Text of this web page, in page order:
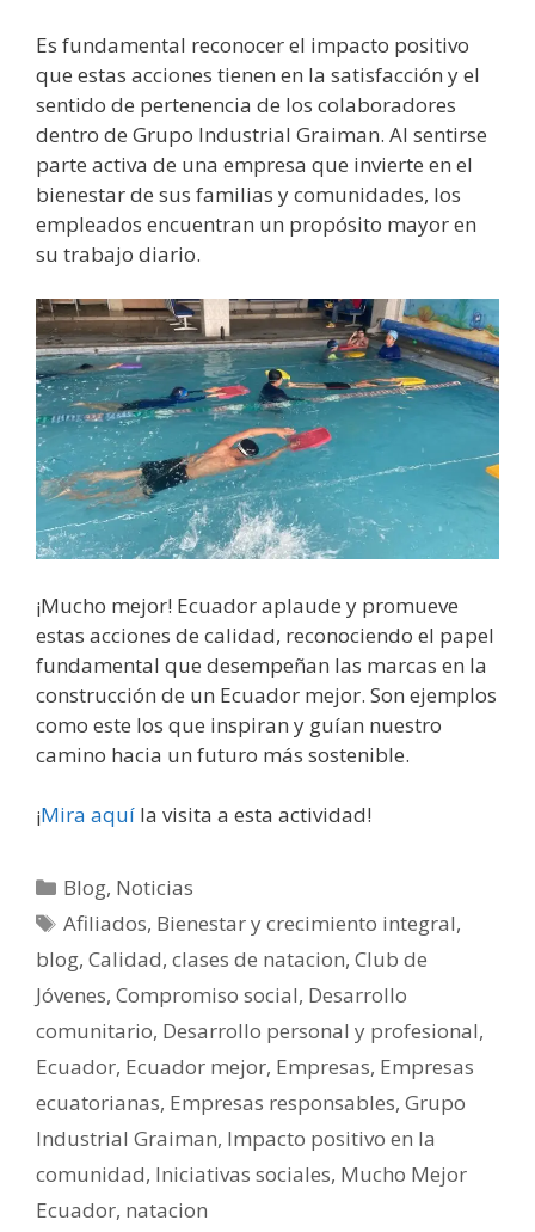
Es fundamental reconocer el impacto positivo
que estas acciones tienen en la satisfacción y el
sentido de pertenencia de los colaboradores
dentro de Grupo Industrial Graiman. Al sentirse
parte activa de una empresa que invierte en el
bienestar de sus familias y comunidades, los
empleados encuentran un propósito mayor en
su trabajo diario.
¡Mucho mejor! Ecuador aplaude y promueve
estas acciones de calidad, reconociendo el papel
fundamental que desempeñan las marcas en la
construcción de un Ecuador mejor. Son ejemplos
como este los que inspiran y guían nuestro
camino hacia un futuro más sostenible.
¡Mira aquí la visita a esta actividad!
Blog, Noticias
Afiliados, Bienestar y crecimiento integral,
blog, Calidad, clases de natacion, Club de
Jóvenes, Compromiso social, Desarrollo
comunitario, Desarrollo personal y profesional,
Ecuador, Ecuador mejor, Empresas, Empresas
ecuatorianas, Empresas responsables, Grupo
Industrial Graiman, Impacto positivo en la
comunidad, Iniciativas sociales, Mucho Mejor
Ecuador, natacion